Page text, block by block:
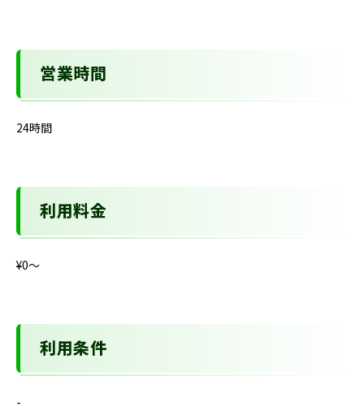
営業時間
24時間
利用料金
¥0〜
利用条件
-